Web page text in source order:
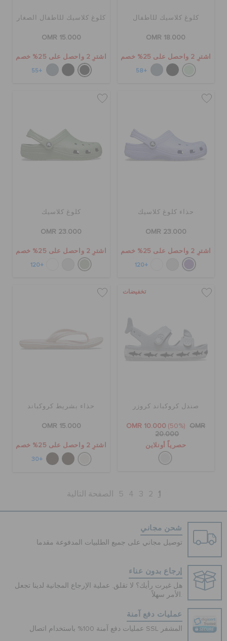
كلوغ كلاسيك للأطفال
OMR 18.000
اشترِ 2 واحصل على 25% خصم
+58
كلوغ كلاسيك للأطفال الصغار
OMR 15.000
اشترِ 2 واحصل على 25% خصم
+55
حذاء كلوغ كلاسيك
OMR 23.000
اشترِ 2 واحصل على 25% خصم
+120
كلوغ كلاسيك
OMR 23.000
اشترِ 2 واحصل على 25% خصم
+120
تخفيضات
صندل كروكباند كروزر
OMR 10.000 (50%)
OMR
20.000
حصرياً أونلاين
حذاء بشريط كروكباند
OMR 15.000
اشترِ 2 واحصل على 25% خصم
+30
1
2
3
4
5 الصفحة التالية
شحن مجاني
توصيل مجاني على جميع الطلبيات المدفوعة مقدما
إرجاع بدون عناء
هل غيرت رأيك؟ لا تقلق. عملية الإرجاع المجانية لدينا تجعل
عمليات دفع آمنة
عمليات دفع آمنة 100% باستخدام اتصال SSL المشفر